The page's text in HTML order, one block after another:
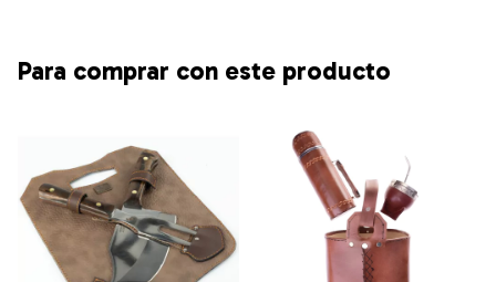
Para comprar con este producto